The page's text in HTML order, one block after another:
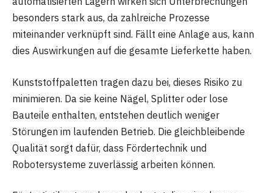
besonders stark aus, da zahlreiche Prozesse
miteinander verknüpft sind. Fällt eine Anlage aus, kann
dies Auswirkungen auf die gesamte Lieferkette haben.
Kunststoffpaletten tragen dazu bei, dieses Risiko zu
minimieren. Da sie keine Nägel, Splitter oder lose
Bauteile enthalten, entstehen deutlich weniger
Störungen im laufenden Betrieb. Die gleichbleibende
Qualität sorgt dafür, dass Fördertechnik und
Robotersysteme zuverlässig arbeiten können.